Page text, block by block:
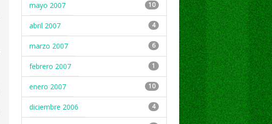
mayo 2007 10
abril 2007 4
marzo 2007 6
febrero 2007 1
enero 2007 10
diciembre 2006 4